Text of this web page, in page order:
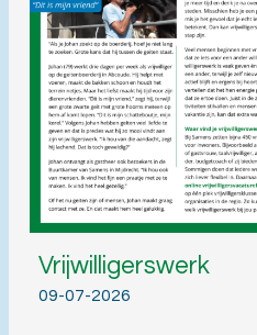
Vrijwilligerswerk
09-07-2026